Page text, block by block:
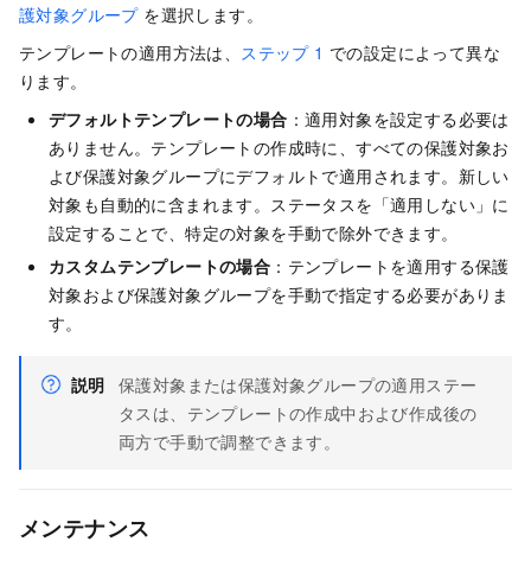
護対象グループを選択します。
テンプレートの適用方法は、 ステップ 1 での設定によって異な
ります。
デフォルトテンプレートの場合 ：適用対象を設定する必要は
ありません。テンプレートの作成時に、すべての保護対象お
よび保護対象グループにデフォルトで適用されます。新しい
対象も自動的に含まれます。ステータスを「適用しない」に
設定することで、特定の対象を手動で除外できます。
カスタムテンプレートの場合 ：テンプレートを適用する保護
対象および保護対象グループを手動で指定する必要がありま
す。
説明 保護対象または保護対象グループの適用ステー
タスは、テンプレートの作成中および作成後の
両方で手動で調整できます。
メンテナンス